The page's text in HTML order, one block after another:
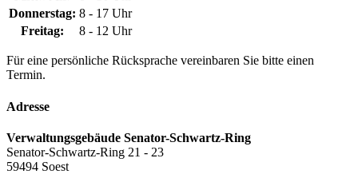
Donnerstag: 8 - 17 Uhr
Freitag:
8 - 12 Uhr
Für eine persönliche Rücksprache vereinbaren Sie bitte einen
Termin.
Adresse
Verwaltungsgebäude Senator-Schwartz-Ring
Senator-Schwartz-Ring 21 - 23
59494 Soest